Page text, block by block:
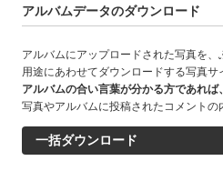
アルバムデータのダウンロード
アルバムにアップロードされた写真を
用途にあわせてダウンロードする写真
アルバムの合い言葉が分かる方であれ
写真やアルバムに投稿されたコメント
一括ダウンロード